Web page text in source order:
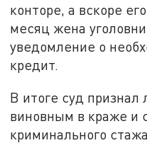
конторе, а вскоре
месяц жена
уведомление о
кредит.
В итоге суд признал
виновным в краже и
криминального